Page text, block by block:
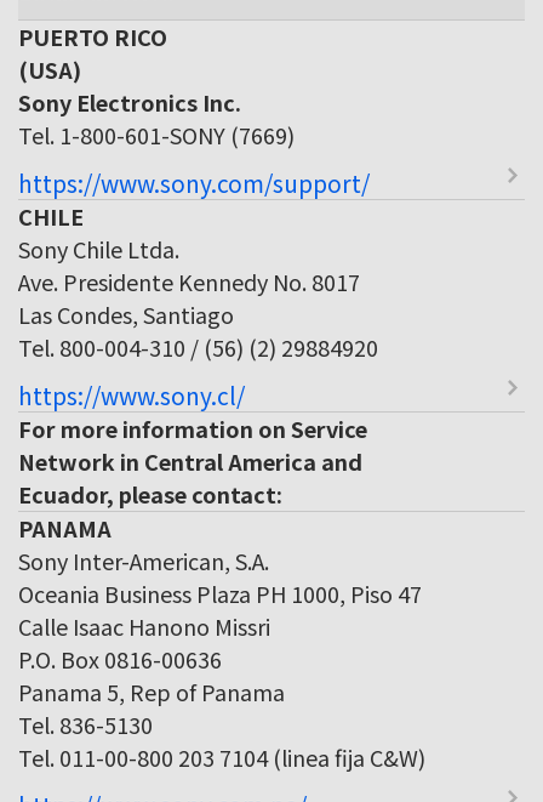
PUERTO RICO
(USA)
Sony Electronics Inc.
Tel. 1-800-601-SONY (7669)
https://www.sony.com/support/
CHILE
Sony Chile Ltda.
Ave. Presidente Kennedy No. 8017
Las Condes, Santiago
Tel. 800-004-310 / (56) (2) 29884920
https://www.sony.cl/
For more information on Service
Network in Central America and
Ecuador, please contact:
PANAMA
Sony Inter-American, S.A.
Oceania Business Plaza PH 1000, Piso 47
Calle Isaac Hanono Missri
P.O. Box 0816-00636
Panama 5, Rep of Panama
Tel. 836-5130
Tel. 011-00-800 203 7104 (linea fija C&W)